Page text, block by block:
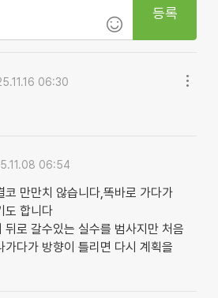
등록
06:30
06:54
코 만만치 않습니다,똑바로 가다가
도 합니다
뒤로 갈수있는 실수를 범사지만 처음
다가 방향이 틀리면 다시 계획을